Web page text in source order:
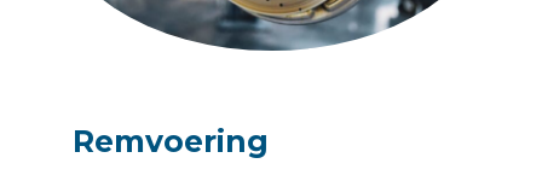
Remvoering